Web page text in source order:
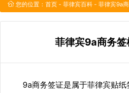
您的位置： 首页 - 菲律宾百科 - 菲律宾9a
菲律宾9a商务签
9a商务签证是属于菲律宾贴纸